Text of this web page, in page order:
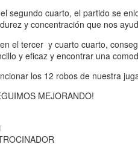
segundo cuarto, el partido se
y concentración que nos
el tercer y cuarto cuarto,
y eficaz y encontrar una
los 12 robos de nuestra
MEJORANDO!
Aranjuez !!!